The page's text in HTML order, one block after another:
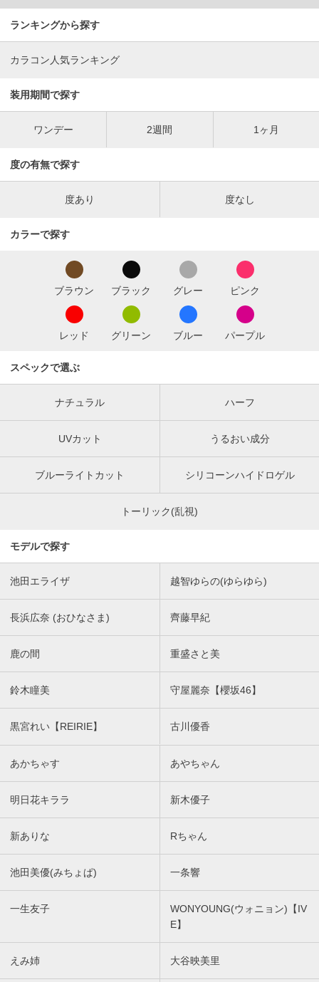
ランキングから探す
カラコン人気ランキング
装用期間で探す
ワンデー 2週間 1ヶ月
度の有無で探す
度あり 度なし
カラーで探す
ブラウン ブラック グレー ピンク
レッド グリーン ブルー パープル
スペックで選ぶ
ナチュラル ハーフ
UVカット うるおい成分
ブルーライトカット シリコーンハイドロゲル
トーリック(乱視)
モデルで探す
池田エライザ 越智ゆらの(ゆらゆら)
長浜広奈 (おひなさま) 齊藤早紀
鹿の間 重盛さと美
鈴木瞳美 守屋麗奈【櫻坂46】
黒宮れい【REIRIE】 古川優香
あかちゃす あやちゃん
明日花キララ 新木優子
新ありな Rちゃん
池田美優(みちょぱ) 一条響
一生友子
WONYOUNG(ウォニョン)【IV
E】
えみ姉 大谷映美里